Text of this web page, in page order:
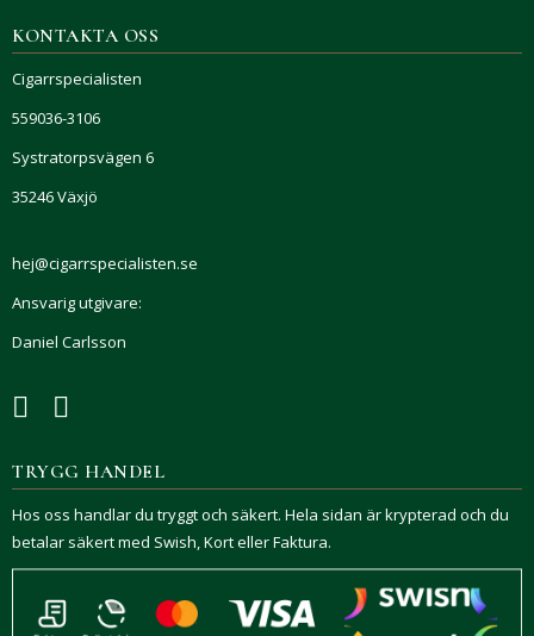
KONTAKTA OSS
Cigarrspecialisten
559036-3106
Systratorpsvägen 6
35246 Växjö
hej@cigarrspecialisten.se
Ansvarig utgivare:
Daniel Carlsson
TRYGG HANDEL
Hos oss handlar du tryggt och säkert. Hela sidan är krypterad och du
betalar säkert med Swish, Kort eller Faktura.